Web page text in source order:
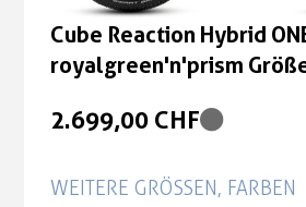
Cube Reaction Hybrid
royalgreen'n'prism
2.699,00 CHF
WEITERE GRÖSSEN, FARBEN